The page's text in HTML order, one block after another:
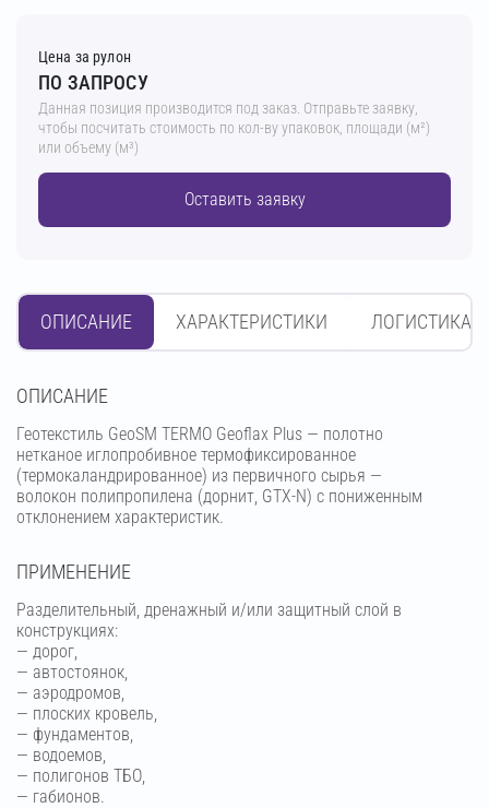
Цена за рулон
ПО ЗАПРОСУ
Данная позиция производится под заказ. Отправьте заявку,
чтобы посчитать стоимость по кол-ву упаковок, площади (м²)
или объему (м³)
Оставить заявку
ОПИСАНИЕ ХАРАКТЕРИСТИКИ ЛОГИСТИКА
OПИСАНИЕ
Геотекстиль GeoSM TERMO Geoflax Plus — полотно
нетканое иглопробивное термофиксированное
(термокаландрированное) из первичного сырья —
волокон полипропилена (дорнит, GTX-N) с пониженным
отклонением характеристик.
ПРИМЕНЕНИЕ
Разделительный, дренажный и/или защитный слой в
конструкциях:
— дорог,
— автостоянок,
— аэродромов,
— плоских кровель,
— фундаментов,
— водоемов,
— полигонов ТБО,
— габионов.